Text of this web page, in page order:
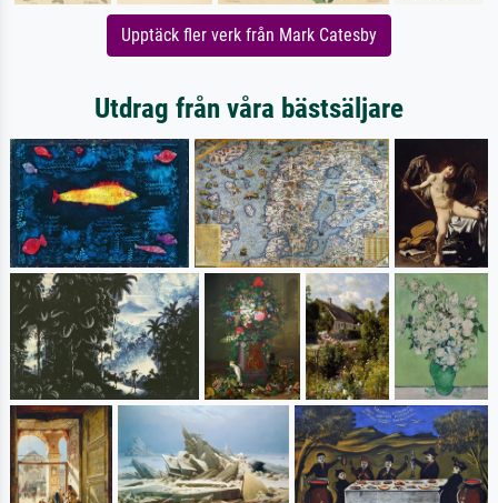
Upptäck fler verk från Mark Catesby
Utdrag från våra bästsäljare